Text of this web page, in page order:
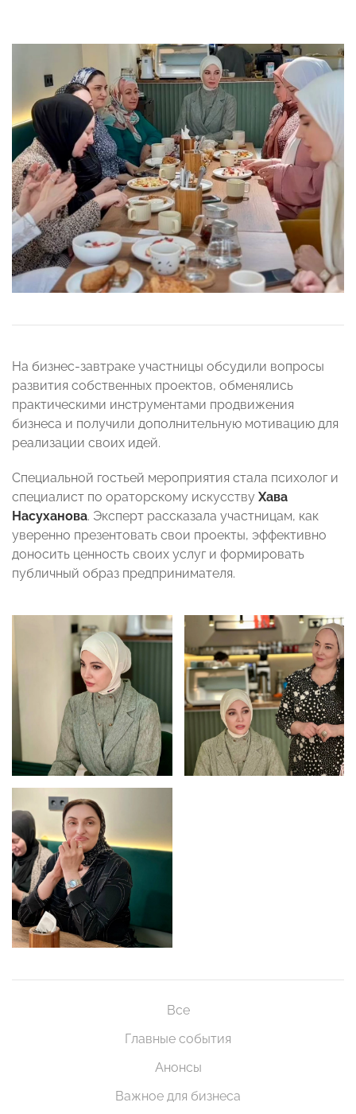
На бизнес-завтраке участницы обсудили вопросы
развития собственных проектов, обменялись
практическими инструментами продвижения
бизнеса и получили дополнительную мотивацию для
реализации своих идей.
Специальной гостьей мероприятия стала психолог и
специалист по ораторскому искусству Хава
Насуханова. Эксперт рассказала участницам, как
уверенно презентовать свои проекты, эффективно
доносить ценность своих услуг и формировать
публичный образ предпринимателя.
Все
Главные события
Анонсы
Важное для бизнеса